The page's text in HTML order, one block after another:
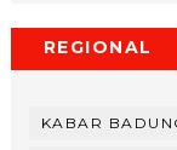
REGIONAL
KABAR